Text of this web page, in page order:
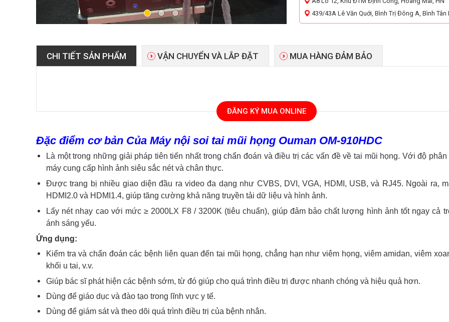
439/43A Lê Văn Quới, Bình Trị Đông A, Bình Tân
CHI TIẾT SẢN PHẨM VẬN CHUYỂN VÀ LẮP ĐẶT MUA HÀNG ĐẢM BẢO
ĐĂNG KÝ MUA ONLINE
Đặc điểm cơ bản Của Máy nội soi tai mũi họng Ouman OM-910HDC
Là một trong những giải pháp tiên tiến nhất trong chẩn đoán và điều trị các vấn đề về tai mũi họng. Với độ
máy cung cấp hình ảnh siêu sắc nét và chân thực.
Được trang bị nhiều giao diện đầu ra video đa dạng như CVBS, DVI, VGA, HDMI, USB, và RJ45. Ngoài ra,
HDMI2.0 và HDMI1.4, giúp tăng cường khả năng truyền tải dữ liệu và hình ảnh.
Lấy nét nhạy cao với mức ≥ 2000LX F8 / 3200K (tiêu chuẩn), giúp đảm bảo chất lượng hình ảnh tốt ngay cả
ánh sáng yếu.
Ứng dụng:
Kiểm tra và chẩn đoán các bệnh liên quan đến tai mũi họng, chẳng hạn như viêm họng, viêm amidan, viêm
khối u tai, v.v.
Giúp bác sĩ phát hiện các bệnh sớm, từ đó giúp cho quá trình điều trị được nhanh chóng và hiệu quả hơn.
Dùng để giáo dục và đào tạo trong lĩnh vực y tế.
Dùng để giám sát và theo dõi quá trình điều trị của bệnh nhân.